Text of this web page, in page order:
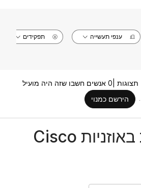
ענפי תעשייה תפקידים
0 אנשים חשבו שזה היה מועיל
הירשם כמנוי
פתרון בעיות באוזניות Cisco